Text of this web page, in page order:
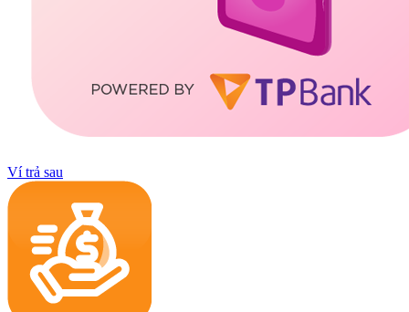
Ví trả sau